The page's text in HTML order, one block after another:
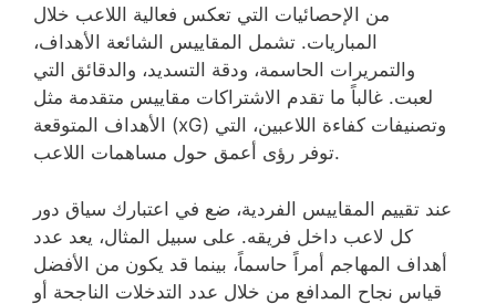
من الإحصائيات التي تعكس فعالية اللاعب خلال
المباريات. تشمل المقاييس الشائعة الأهداف،
والتمريرات الحاسمة، ودقة التسديد، والدقائق التي
لعبت. غالباً ما تقدم الاشتراكات مقاييس متقدمة مثل
الأهداف المتوقعة (xG) وتصنيفات كفاءة اللاعبين، التي
توفر رؤى أعمق حول مساهمات اللاعب.
عند تقييم المقاييس الفردية، ضع في اعتبارك سياق دور
كل لاعب داخل فريقه. على سبيل المثال، يعد عدد
أهداف المهاجم أمراً حاسماً، بينما قد يكون من الأفضل
قياس نجاح المدافع من خلال عدد التدخلات الناجحة أو